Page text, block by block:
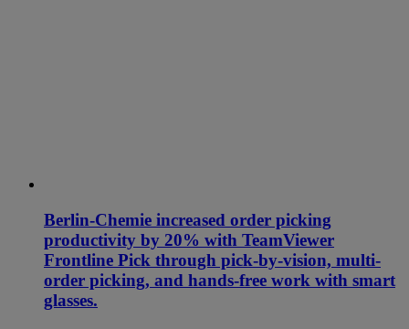
Berlin-Chemie increased order picking
productivity by 20% with TeamViewer
Frontline Pick through pick-by-vision, multi-
order picking, and hands-free work with smart
glasses.